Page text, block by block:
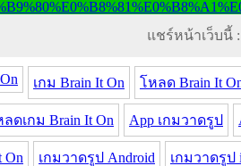
แชร์หน้าเว็บนี้ :
เกม Brain It On โหลด Brain It
ดเกม Brain It On App เกมวาดรูป
On เกมวาดรูป Android เกมวาดรูป